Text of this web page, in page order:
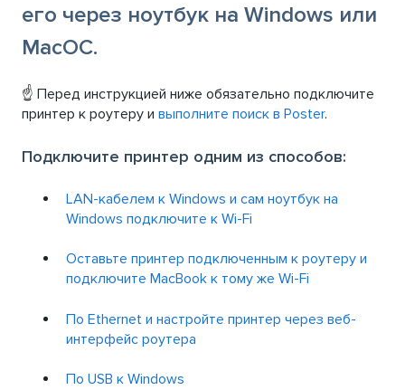
его через ноутбук на Windows или
MacOC.
☝ Перед инструкцией ниже обязательно подключите
принтер к роутеру и выполните поиск в Poster.
Подключите принтер одним из способов:
LAN-кабелем к Windows и сам ноутбук на
Windows подключите к Wi-Fi
Оставьте принтер подключенным к роутеру и
подключите MacBook к тому же Wi-Fi
По Ethernet и настройте принтер через веб-
интерфейс роутера
По USB к Windows